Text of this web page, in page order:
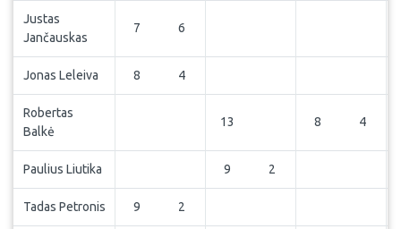
Justas
Jančauskas
7 6
Jonas Leleiva 8 4
Robertas
Balkė
13 8 4
Paulius Liutika 9 2
Tadas Petronis 9 2